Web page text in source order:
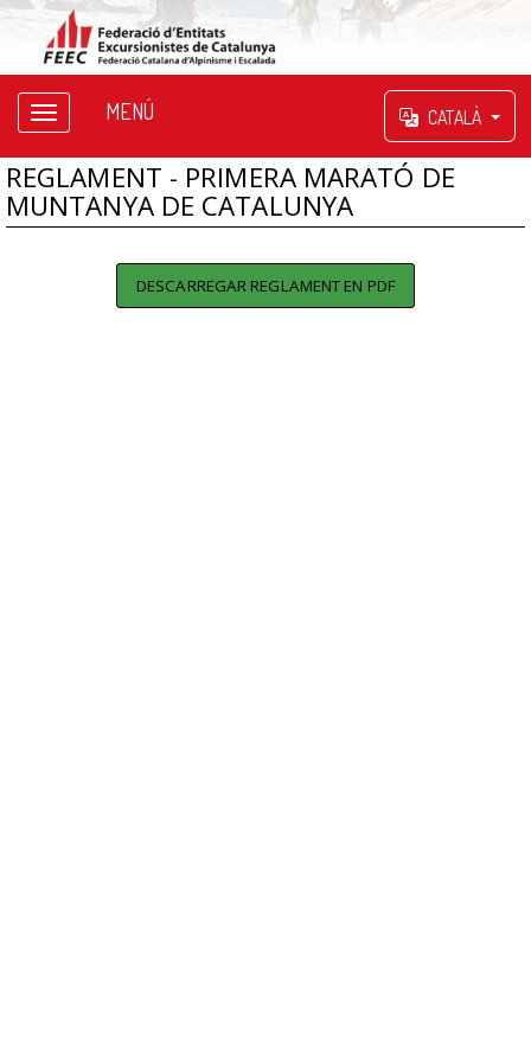
MENÚ CATALÀ
REGLAMENT - PRIMERA MARATÓ DE
MUNTANYA DE CATALUNYA
DESCARREGAR REGLAMENT EN PDF